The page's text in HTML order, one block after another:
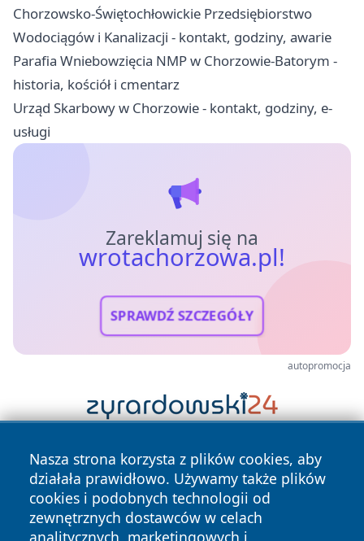
Chorzowsko-Świętochłowickie Przedsiębiorstwo
Wodociągów i Kanalizacji - kontakt, godziny, awarie
Parafia Wniebowzięcia NMP w Chorzowie-Batorym -
historia, kościół i cmentarz
Urząd Skarbowy w Chorzowie - kontakt, godziny, e-
usługi
Zareklamuj się na
wrotachorzowa.pl!
SPRAWDŹ SZCZEGÓŁY
autopromocja
Nasza strona korzysta z plików cookies, aby
działała prawidłowo. Używamy także plików
cookies i podobnych technologii od
zewnętrznych dostawców w celach
analitycznych, marketingowych i